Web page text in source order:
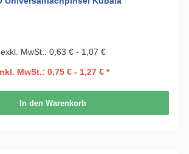
exkl. MwSt.: 0,63 € - 1,07 €
MwSt.: 0,75 € - 1,27 € *
In den Warenkorb